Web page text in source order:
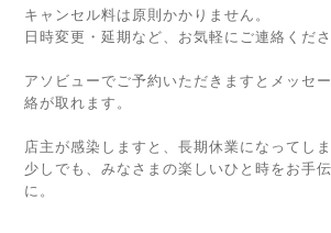
キャンセル料は原則かかりません。
日時変更・延期など、お気軽にご連絡くださ
アソビューでご予約いただきますとメッセ
絡が取れます。
店主が感染しますと、長期休業になってしま
少しでも、みなさまの楽しいひと時をお手
に。